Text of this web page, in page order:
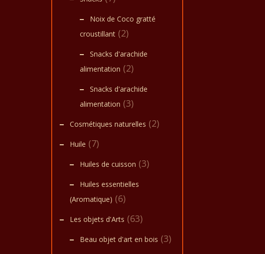
Noix de Coco gratté
croustillant (2)
Snacks d'arachide
alimentation (2)
Snacks d'arachide
alimentation (3)
Cosmétiques naturelles (2)
Huile (7)
Huiles de cuisson (3)
Huiles essentielles
(Aromatique) (6)
Les objets d'Arts (63)
Beau objet d'art en bois (3)